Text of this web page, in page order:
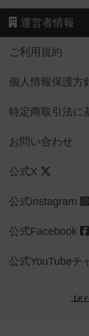
運営者情報
ご利用規約
個人情報保護方
特定商取引法に
お問い合わせ
公式X
公式instagram
公式Facebook
公式YouTubeチ
【ボ